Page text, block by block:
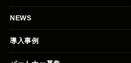
NEWS
導入事例